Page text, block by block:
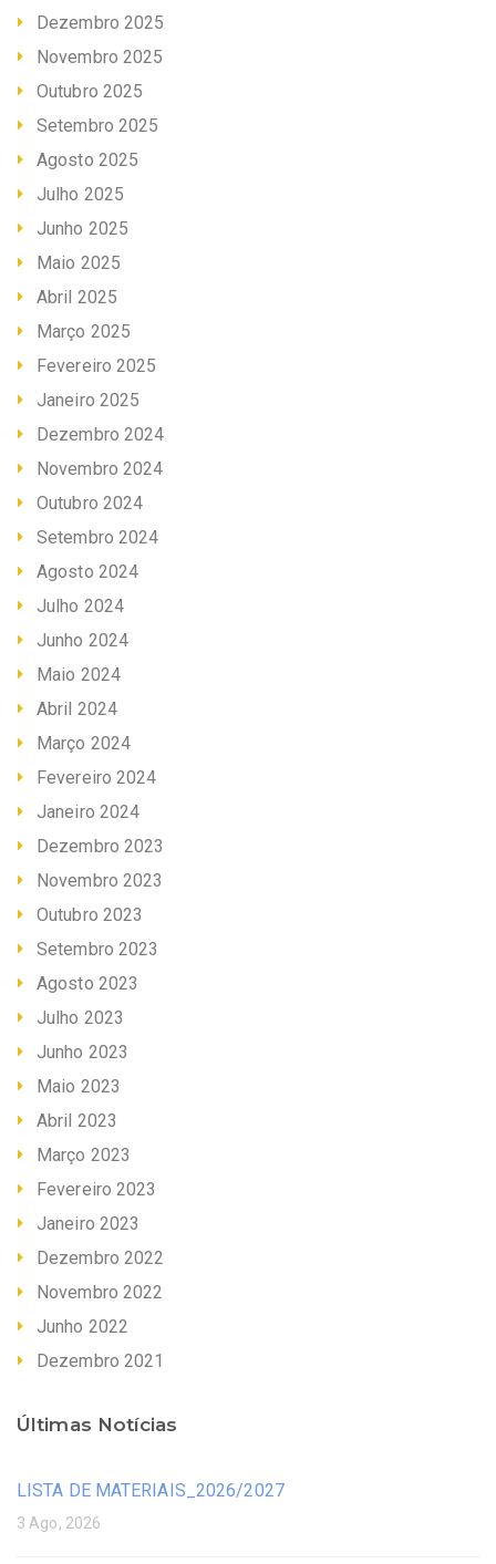
Dezembro 2025
Novembro 2025
Outubro 2025
Setembro 2025
Agosto 2025
Julho 2025
Junho 2025
Maio 2025
Abril 2025
Março 2025
Fevereiro 2025
Janeiro 2025
Dezembro 2024
Novembro 2024
Outubro 2024
Setembro 2024
Agosto 2024
Julho 2024
Junho 2024
Maio 2024
Abril 2024
Março 2024
Fevereiro 2024
Janeiro 2024
Dezembro 2023
Novembro 2023
Outubro 2023
Setembro 2023
Agosto 2023
Julho 2023
Junho 2023
Maio 2023
Abril 2023
Março 2023
Fevereiro 2023
Janeiro 2023
Dezembro 2022
Novembro 2022
Junho 2022
Dezembro 2021
Últimas Notícias
LISTA DE MATERIAIS_2026/2027
3 Ago, 2026